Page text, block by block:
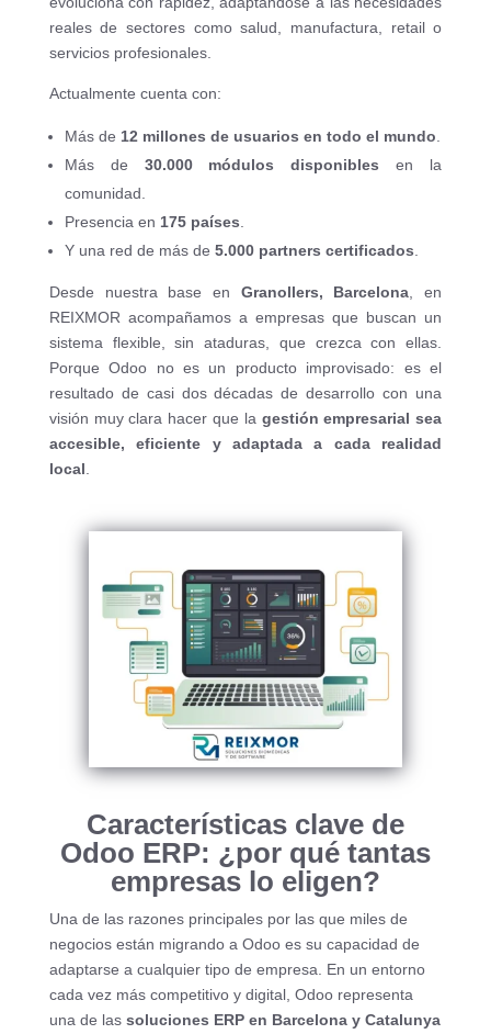
reales de sectores como salud, manufactura, retail o
servicios profesionales.
Actualmente cuenta con:
Más de 12 millones de usuarios en todo el mundo
Más de 30.000 módulos disponibles en la
comunidad.
Presencia en 175 países
Y una red de más de 5.000 partners certificados
Desde nuestra base en Granollers, Barcelona , en
REIXMOR acompañamos a empresas que buscan un
sistema flexible, sin ataduras, que crezca con ellas.
Porque Odoo no es un producto improvisado: es el
resultado de casi dos décadas de desarrollo con una
visión muy clara hacer que la gestión empresarial sea
accesible, eficiente y adaptada a cada realidad
local
Características clave de
Odoo ERP: ¿por qué tantas
empresas lo eligen?
Una de las razones principales por las que miles de
negocios están migrando a Odoo es su capacidad de
adaptarse a cualquier tipo de empresa. En un entorno
cada vez más competitivo y digital, Odoo representa
una de las soluciones ERP en Barcelona y Catalunya